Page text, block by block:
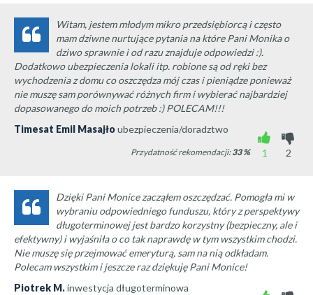
Witam, jestem młodym mikro przedsiębiorcą i często
mam dziwne nurtujące pytania na które Pani Monika o
dziwo sprawnie i od razu znajduje odpowiedzi :).
Dodatkowo ubezpieczenia lokali itp. robione są od ręki bez
wychodzenia z domu co oszczędza mój czas i pieniądze ponieważ
nie muszę sam porównywać różnych firm i wybierać najbardziej
dopasowanego do moich potrzeb :) POLECAM!!!
Timesat Emil Masajłoubezpieczenia/doradztwo
1
2
Przydatność rekomendacji:33%
Dzięki Pani Monice zacząłem oszczędzać. Pomogła mi w
wybraniu odpowiedniego funduszu, który z perspektywy
długoterminowej jest bardzo korzystny (bezpieczny, ale i
efektywny) i wyjaśniła o co tak naprawdę w tym wszystkim chodzi.
Nie muszę się przejmować emeryturą, sam na nią odkładam.
Polecam wszystkim i jeszcze raz dziękuję Pani Monice!
Piotrek M.inwestycja długoterminowa